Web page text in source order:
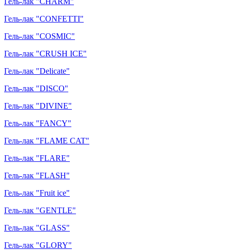
Гель-лак "CONFETTI"
Гель-лак "COSMIC"
Гель-лак "CRUSH ICE"
Гель-лак "Delicate"
Гель-лак "DISCO"
Гель-лак "DIVINE"
Гель-лак "FANCY"
Гель-лак "FLAME CAT"
Гель-лак "FLARE"
Гель-лак "FLASH"
Гель-лак "Fruit ice"
Гель-лак "GENTLE"
Гель-лак "GLASS"
Гель-лак "GLORY"